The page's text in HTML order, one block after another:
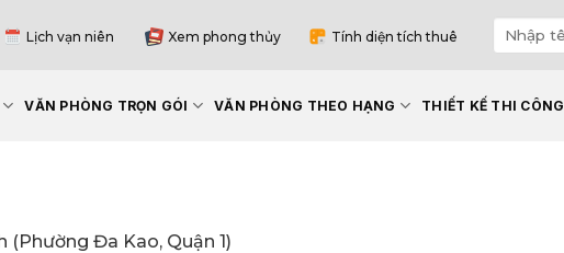
Lịch vạn niên Xem phong thủy Tính diện tích thuê
VĂN PHÒNG TRỌN GÓI VĂN PHÒNG THEO HẠNG THIẾT KẾ THI CÔNG
(Phường Đa Kao, Quận 1)